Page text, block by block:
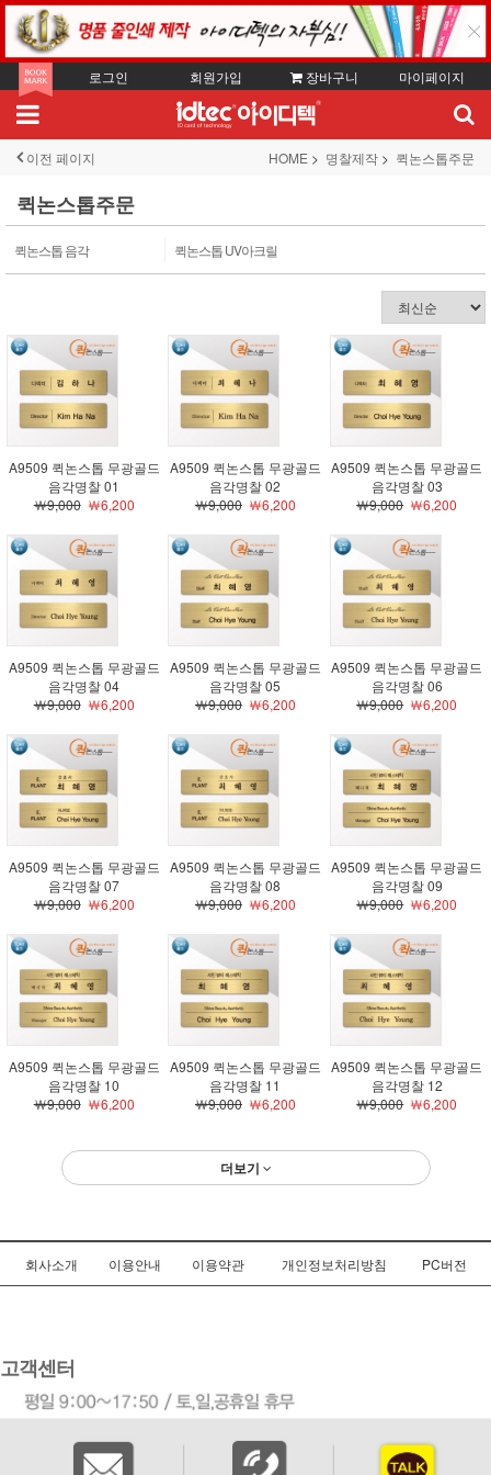
로그인 회원가입 장바구니 마이페이지
이전 페이지 HOME 명찰제작 퀵논스톱주문
퀵논스톱주문
퀵논스톱 음각 퀵논스톱 UV아크릴
A9509 퀵논스톱 무광골드
음각명찰 01
￦9,000￦6,200
A9509 퀵논스톱 무광골드
음각명찰 02
￦9,000￦6,200
A9509 퀵논스톱 무광골드
음각명찰 03
￦9,000￦6,200
A9509 퀵논스톱 무광골드
음각명찰 04
￦9,000￦6,200
A9509 퀵논스톱 무광골드
음각명찰 05
￦9,000￦6,200
A9509 퀵논스톱 무광골드
음각명찰 06
￦9,000￦6,200
A9509 퀵논스톱 무광골드
음각명찰 07
￦9,000￦6,200
A9509 퀵논스톱 무광골드
음각명찰 08
￦9,000￦6,200
A9509 퀵논스톱 무광골드
음각명찰 09
￦9,000￦6,200
A9509 퀵논스톱 무광골드
음각명찰 10
￦9,000￦6,200
A9509 퀵논스톱 무광골드
음각명찰 11
￦9,000￦6,200
A9509 퀵논스톱 무광골드
음각명찰 12
￦9,000￦6,200
더보기
회사소개 이용안내 이용약관 개인정보처리방침 PC버전
고객센터